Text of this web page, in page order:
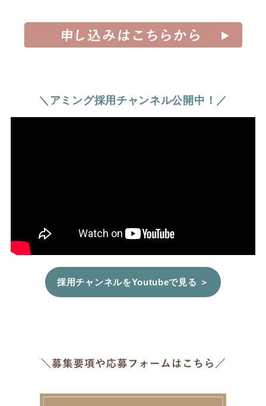
＼アミング採用チャンネル公開中！／
採用チャンネルをYoutubeで見る ＞